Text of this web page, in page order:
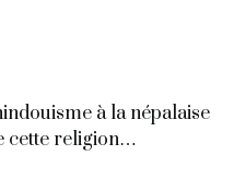
à la népalaise
cette religion…